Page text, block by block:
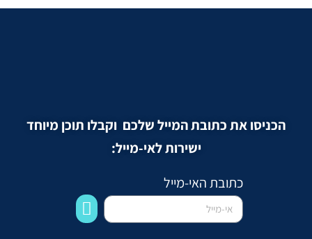
הכניסו את כתובת המייל שלכם וקבלו תוכן מיוחד
ישירות לאי-מייל:
כתובת האי-מייל